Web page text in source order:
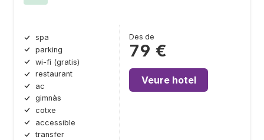
spa
parking
wi-fi (gratis)
restaurant
ac
gimnàs
cotxe
accessible
transfer
Des de
79 €
Veure hotel